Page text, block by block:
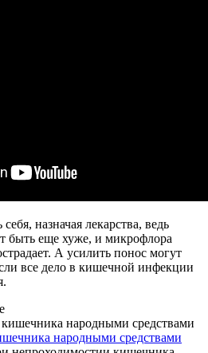
назначая лекарства, ведь
быть еще хуже, и микрофлора
А усилить понос могут
все дело в кишечной инфекции
народными средствами